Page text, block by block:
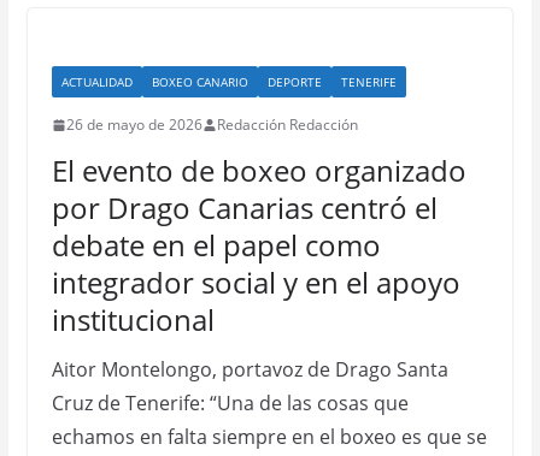
ACTUALIDAD BOXEO CANARIO DEPORTE TENERIFE
26 de mayo de 2026 Redacción Redacción
El evento de boxeo organizado
por Drago Canarias centró el
debate en el papel como
integrador social y en el apoyo
institucional
Aitor Montelongo, portavoz de Drago Santa
Cruz de Tenerife: “Una de las cosas que
echamos en falta siempre en el boxeo es que se